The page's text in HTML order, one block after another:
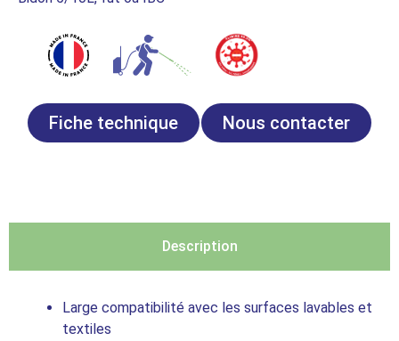
Fiche technique Nous contacter
Description
Large compatibilité avec les surfaces lavables et
textiles